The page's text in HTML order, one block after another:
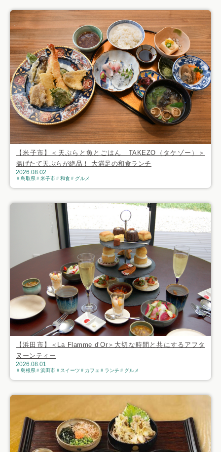
【米子市】＜天ぷらと魚とごはん TAKEZO（タケゾー）＞
揚げたて天ぷらが絶品！ 大満足の和食ランチ
2026.08.02
鳥取県 米子市 和食 グルメ
【浜田市】＜La Flamme d‘Or＞大切な時間と共にするアフタ
ヌーンティー
2026.08.01
島根県 浜田市 スイーツ カフェ ランチ グルメ